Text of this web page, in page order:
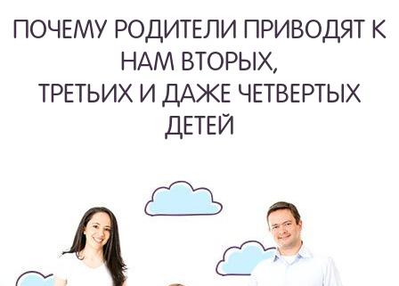
ПОЧЕМУ РОДИТЕЛИ ПРИВОДЯТ К
НАМ ВТОРЫХ,
ТРЕТЬИХ И ДАЖЕ ЧЕТВЕРТЫХ
ДЕТЕЙ